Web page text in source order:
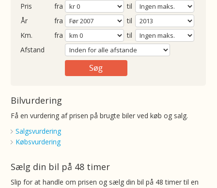
Pris
fra
til
fra
til
fra
til
Afstand
Bilvurdering
Få en vurdering af prisen på brugte biler ved køb og salg.
Salgsvurdering
Købsvurdering
Sælg din bil på 48 timer
Slip for at handle om prisen og sælg din bil på 48 timer til en